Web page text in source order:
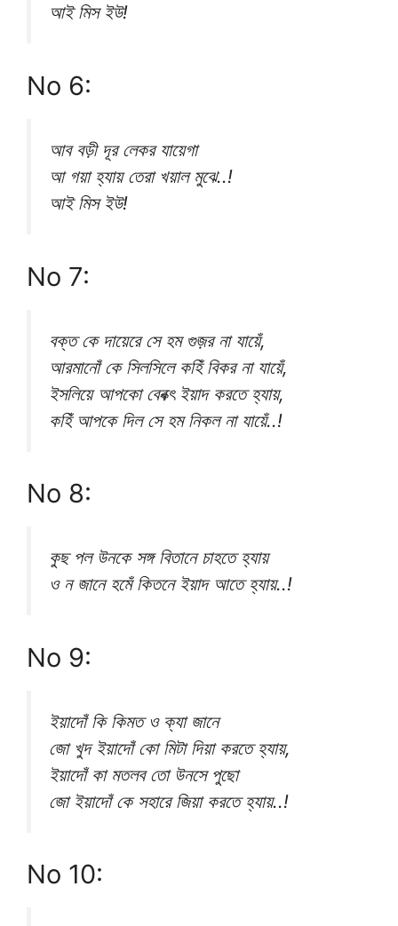
আই মিস ইউ!
No 6:
আব বড়ী দূর লেকর যায়েগা
আ গয়া হ্যায় তেরা খয়াল মুঝে..!
আই মিস ইউ!
No 7:
বক্ত কে দায়েরে সে হম গুজ়র না যায়েঁ,
আরমানোঁ কে সিলসিলে কহিঁ বিকর না যায়েঁ,
ইসলিয়ে আপকো বেবক্ৎ ইয়াদ করতে হ্যায়,
কহিঁ আপকে দিল সে হম নিকল না যায়েঁ..!
No 8:
কুছ পল উনকে সঙ্গ বিতানে চাহতে হ্যায়
ও ন জানে হমেঁ কিতনে ইয়াদ আতে হ্যায়..!
No 9:
ইয়াদোঁ কি কিমত ও ক্যা জানে
জো খুদ ইয়াদোঁ কো মিটা দিয়া করতে হ্যায়,
ইয়াদোঁ কা মতলব তো উনসে পুছো
জো ইয়াদোঁ কে সহারে জিয়া করতে হ্যায়..!
No 10: